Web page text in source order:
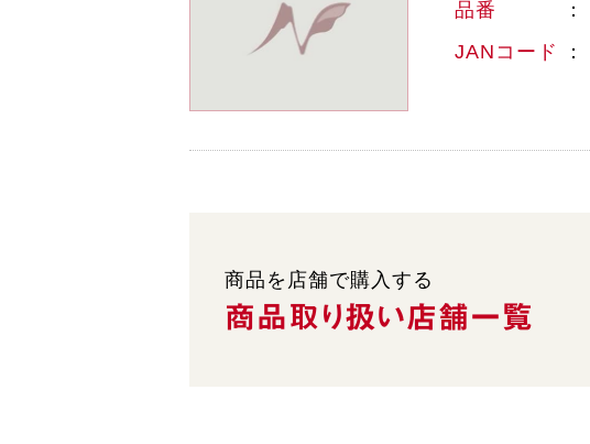
品番
JANコード
商品を店舗で購入する
商品取り扱い店舗一覧